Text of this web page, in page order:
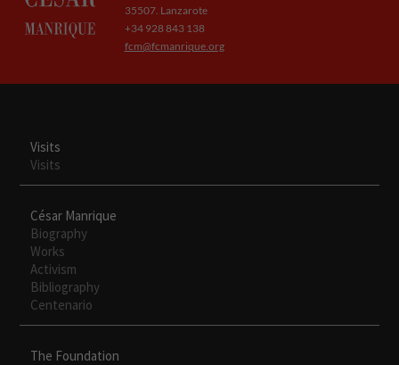
35507. Lanzarote
+34 928 843 138
fcm@fcmanrique.org
Visits
Visits
César Manrique
Biography
Works
Activism
Bibliography
Centenario
The Foundation
opcionales.